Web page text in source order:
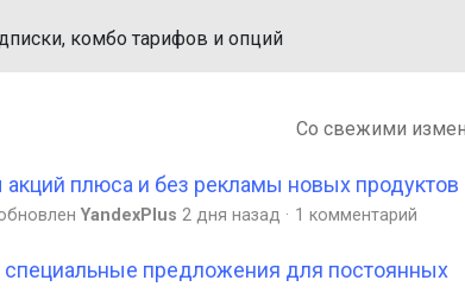
комбо тарифов и опций
Со свежими
плюса и без рекламы новых продуктов
YandexPlus 2 дня назад 1 комментарий
специальные предложения для постоянных